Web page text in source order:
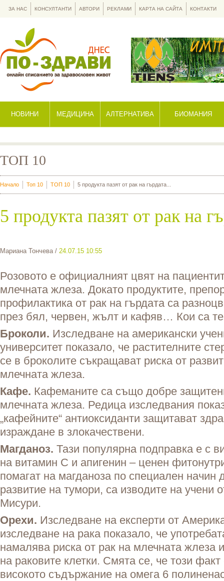
НОВИНИ МЕДИЦИНА АЛТЕРНАТИВА БИОМАНИЯ
ЗА НАС КОНСУЛТАНТИ АВТОРИ РЕКЛАМИ КАРТА НА САЙТА КОНТАКТИ
ТОП 10
Начало Топ 10 ТОП 10 5 продукта пазят от рак на гърдата...
5 продукта пазят от рак на
Мариана Тончева/ 24.07.15 10:55
Розовото е официалният цвят на
млечната жлеза. Докато продуктите,
профилактика от рак на гърдата са
през бял, червен, жълт и кафяв… Кои са
Броколи. Изследване на американски
университет показало, че растителните
се в броколите съкращават риска от
млечната жлеза.
Кафе. Кафеманите са също добре
млечната жлеза. Редица изследвания
„кафейните“ антиоксиданти защитават
израждане в злокачествени.
Магданоз. Тази популярна подправка е с
на витамин С и апигенин – ценен
помагат на магданоза по специален начин
развитие на тумори, са изводите на учени
Мисури.
Орехи. Изследване на експерти от
изследване на рака показало, че
намалява риска от рак на млечната жлеза
на раковите клетки. Смята се, че този
високото съдържание на омега 6